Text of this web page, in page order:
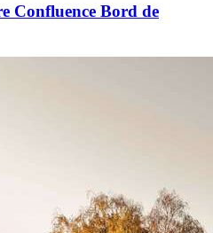
Confluence Bord de